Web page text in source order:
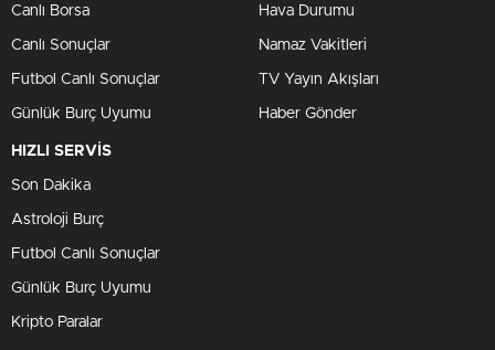
Canlı Borsa
Canlı Sonuçlar
Futbol Canlı Sonuçlar
Günlük Burç Uyumu
Hava Durumu
Namaz Vakitleri
TV Yayın Akışları
Haber Gönder
HIZLI SERVİS
Son Dakika
Astroloji Burç
Futbol Canlı Sonuçlar
Günlük Burç Uyumu
Kripto Paralar